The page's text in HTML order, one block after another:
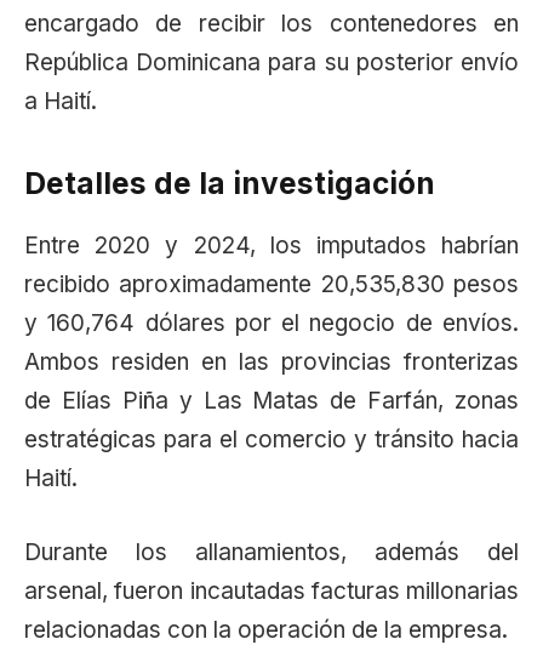
encargado de recibir los contenedores en
República Dominicana para su posterior envío
a Haití.
Detalles de la investigación
Entre 2020 y 2024, los imputados habrían
recibido aproximadamente 20,535,830 pesos
y 160,764 dólares por el negocio de envíos.
Ambos residen en las provincias fronterizas
de Elías Piña y Las Matas de Farfán, zonas
estratégicas para el comercio y tránsito hacia
Haití.
Durante los allanamientos, además del
arsenal, fueron incautadas facturas millonarias
relacionadas con la operación de la empresa.